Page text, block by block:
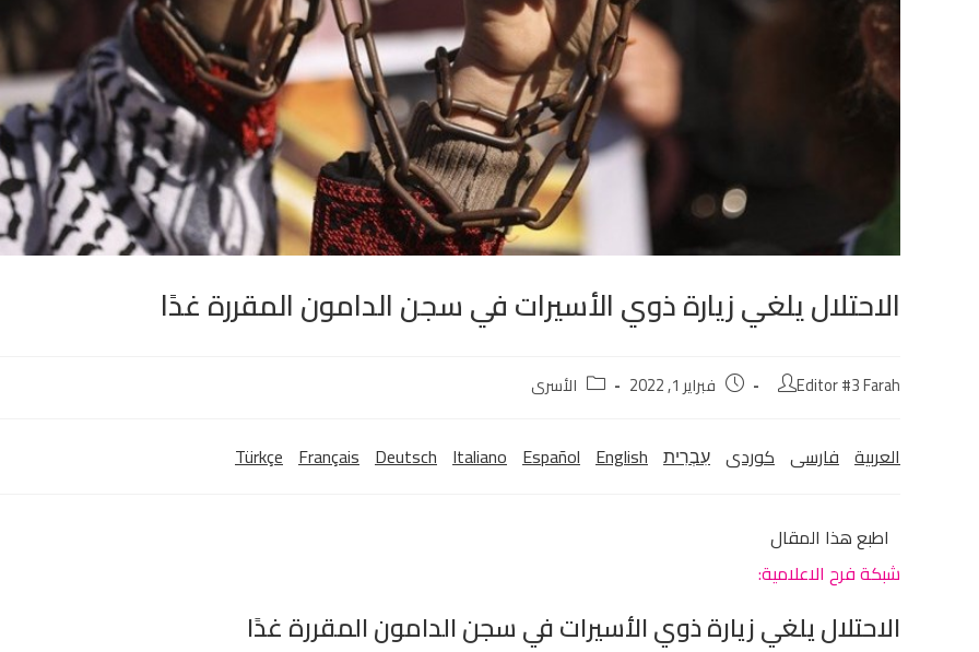
الاحتلال يلغي زيارة ذوي الأسيرات في سجن الدامون المقررة غدًا
Editor #3 Farah فبراير 1, 2022 الأسرى
العربية فارسی كوردی‎ עִבְרִית Türkçe Français Deutsch Italiano Español English
اطبع هذا المقال
شبكة فرح الاعلامية:
الاحتلال يلغي زيارة ذوي الأسيرات في سجن الدامون المقررة غدًا